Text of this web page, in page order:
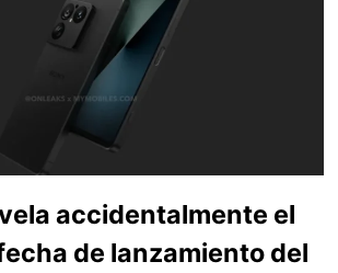
accidentalmente el
de lanzamiento del